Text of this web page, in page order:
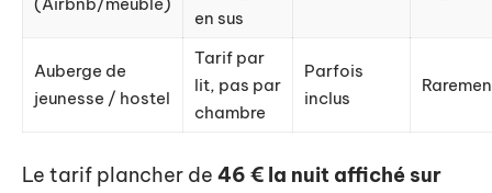
(Airbnb/meublé)
en sus
Auberge de
jeunesse / hostel
Tarif par
lit, pas par
chambre
Parfois
inclus
Le tarif plancher de 46 € la nuit affiché sur